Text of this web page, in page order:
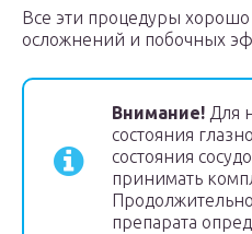
Все эти процедуры хорошо
осложнений и побочных
Внимание! Для
состояния
состояния
принимать
препарата